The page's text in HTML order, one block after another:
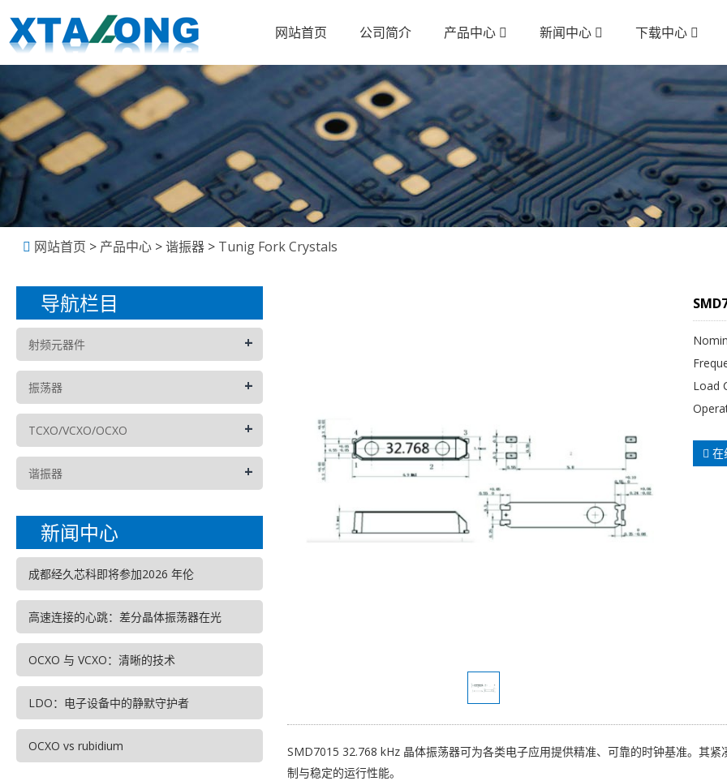
网站首页 公司简介 产品中心 新闻中心 下载中心
网站首页 > 产品中心 >谐振器 > Tunig Fork Crystals
Load
在
SMD7015 32.768 kHz 晶体振荡器可为各类电子应用提供精准、可靠的时钟基准。其
制与稳定的运行性能。
导航栏目
射频元器件 +
振荡器 +
TCXO/VCXO/OCXO +
谐振器 +
新闻中心
成都经久芯科即将参加2026 年伦
高速连接的心跳：差分晶体振荡器在光
OCXO 与 VCXO：清晰的技术
LDO：电子设备中的静默守护者
OCXO vs rubidium